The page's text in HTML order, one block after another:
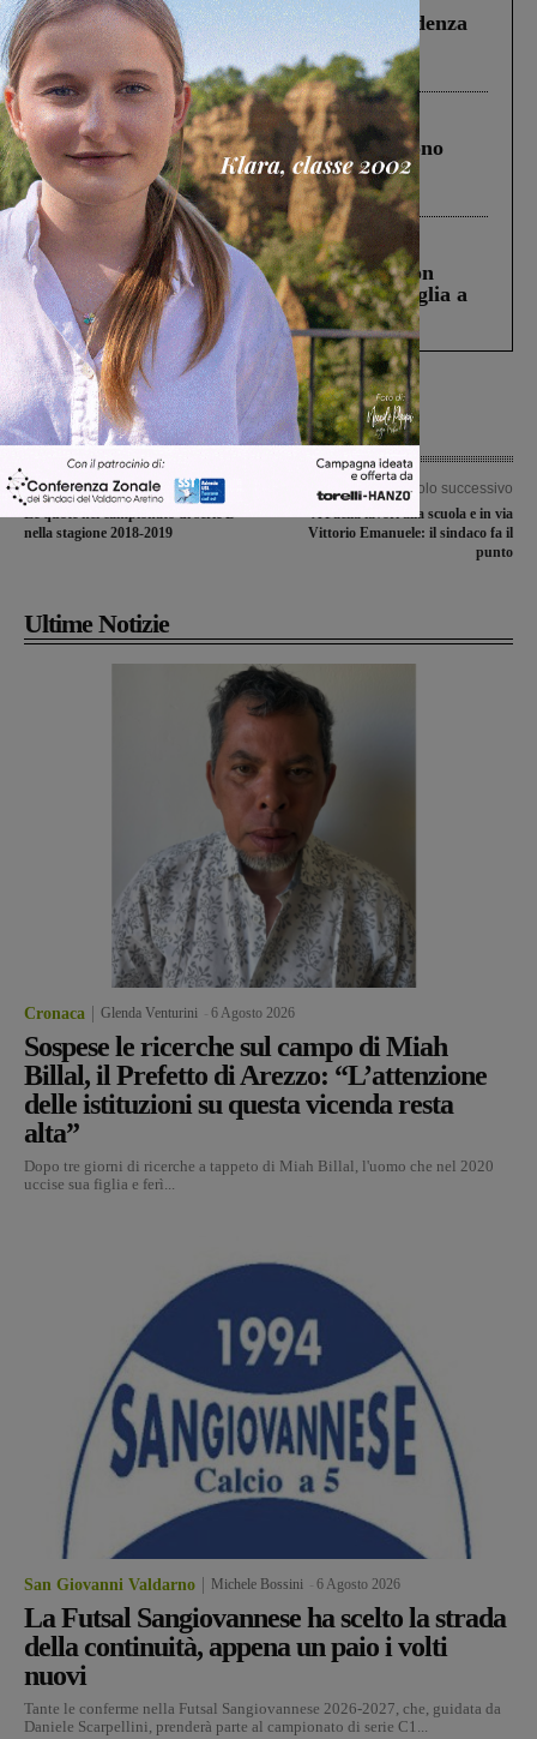
Piscina di Figline finanziata oltre la scadenza
Pnrr, il gruppo di Fratelli d’Italia: “Un
ringraziamento al Governo”
Cronaca 4 Agosto 2026
Un anno fa la strage in A1 in cui morirono
Gianni, Giulia e Franco. Lo schianto, il
processo, lo stop ai sorpassi fra tir....
Cronaca 3 Agosto 2026
Scomparso da una struttura di Castiglion
Fiorentino l’uomo che aveva ucciso la figlia a
Levane nel 2020
Articolo precedente
Le quote nel campionato di serie D
nella stagione 2018-2019
Articolo successivo
A Faella lavori alla scuola e in via
Vittorio Emanuele: il sindaco fa il
punto
Ultime Notizie
Cronaca Glenda Venturini 6 Agosto 2026
Sospese le ricerche sul campo di Miah
Billal, il Prefetto di Arezzo: “L’attenzione
delle istituzioni su questa vicenda resta
alta”
Dopo tre giorni di ricerche a tappeto di Miah Billal, l'uomo che nel 2020
uccise sua figlia e ferì...
San Giovanni Valdarno Michele Bossini 6 Agosto 2026
La Futsal Sangiovannese ha scelto la strada
della continuità, appena un paio i volti
nuovi
Tante le conferme nella Futsal Sangiovannese 2026-2027, che, guidata da
Daniele Scarpellini, prenderà parte al campionato di serie C1...